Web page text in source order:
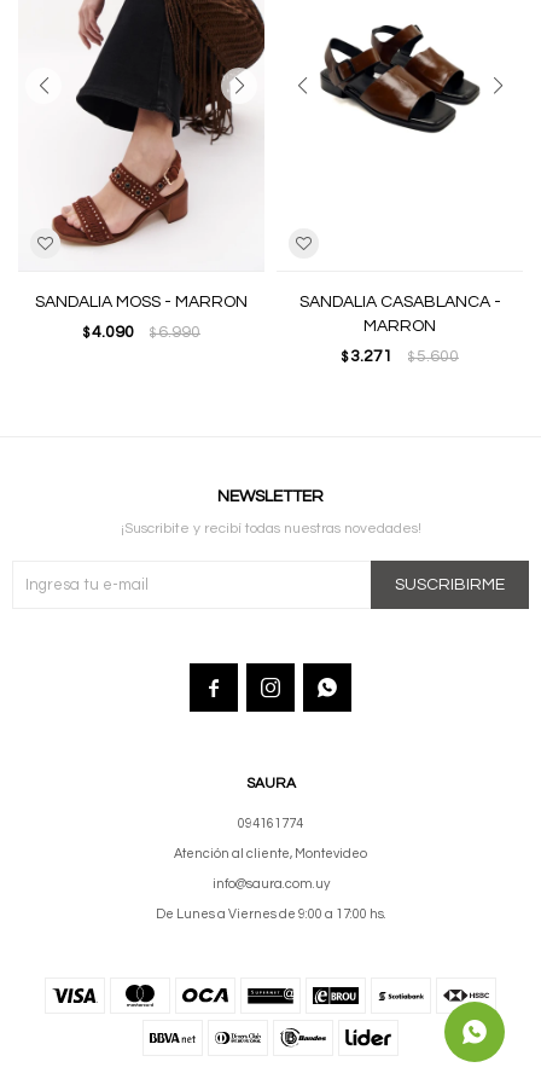
SANDALIA MOSS - MARRON
$ 4.090 $6.990
SANDALIA CASABLANCA -
MARRON
$ 3.271 $5.600
SAURA
094161774
Atención al cliente, Montevideo
info@saura.com.uy
De Lunes a Viernes de 9:00 a 17:00 hs.
NEWSLETTER
¡Suscribite y recibí todas nuestras novedades!
SUSCRIBIRME
  